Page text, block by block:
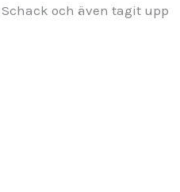
och även tagit upp